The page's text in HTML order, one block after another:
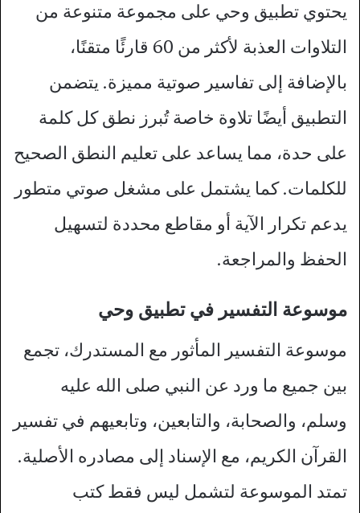
يحتوي تطبيق وحي على مجموعة متنوعة من
التلاوات العذبة لأكثر من 60 قارئًا متقنًا،
بالإضافة إلى تفاسير صوتية مميزة. يتضمن
التطبيق أيضًا تلاوة خاصة تُبرز نطق كل كلمة
على حدة، مما يساعد على تعليم النطق الصحيح
للكلمات. كما يشتمل على مشغل صوتي متطور
يدعم تكرار الآية أو مقاطع محددة لتسهيل
الحفظ والمراجعة.
موسوعة التفسير في تطبيق وحي
موسوعة التفسير المأثور مع المستدرك، تجمع
بين جميع ما ورد عن النبي صلى الله عليه
وسلم، والصحابة، والتابعين، وتابعيهم في تفسير
القرآن الكريم، مع الإسناد إلى مصادره الأصلية.
تمتد الموسوعة لتشمل ليس فقط كتب